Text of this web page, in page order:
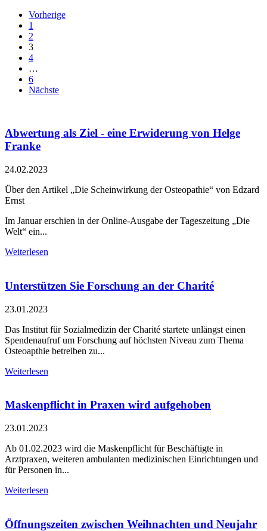
Vorherige
1
2
3
4
…
6
Nächste
Abwertung als Ziel - eine Erwiderung von Helge
Franke
24.02.2023
Über den Artikel „Die Scheinwirkung der Osteopathie“ von Edzard
Ernst
Im Januar erschien in der Online-Ausgabe der Tageszeitung „Die
Welt“ ein...
Weiterlesen
Unterstützen Sie Forschung an der Charité
23.01.2023
Das Institut für Sozialmedizin der Charité startete unlängst einen
Spendenaufruf um Forschung auf höchsten Niveau zum Thema
Osteoapthie betreiben zu...
Weiterlesen
Maskenpflicht in Praxen wird aufgehoben
23.01.2023
Ab 01.02.2023 wird die Maskenpflicht für Beschäftigte in
Arztpraxen, weiteren ambulanten medizinischen Einrichtungen und
für Personen in...
Weiterlesen
Öffnungszeiten zwischen Weihnachten und Neujahr